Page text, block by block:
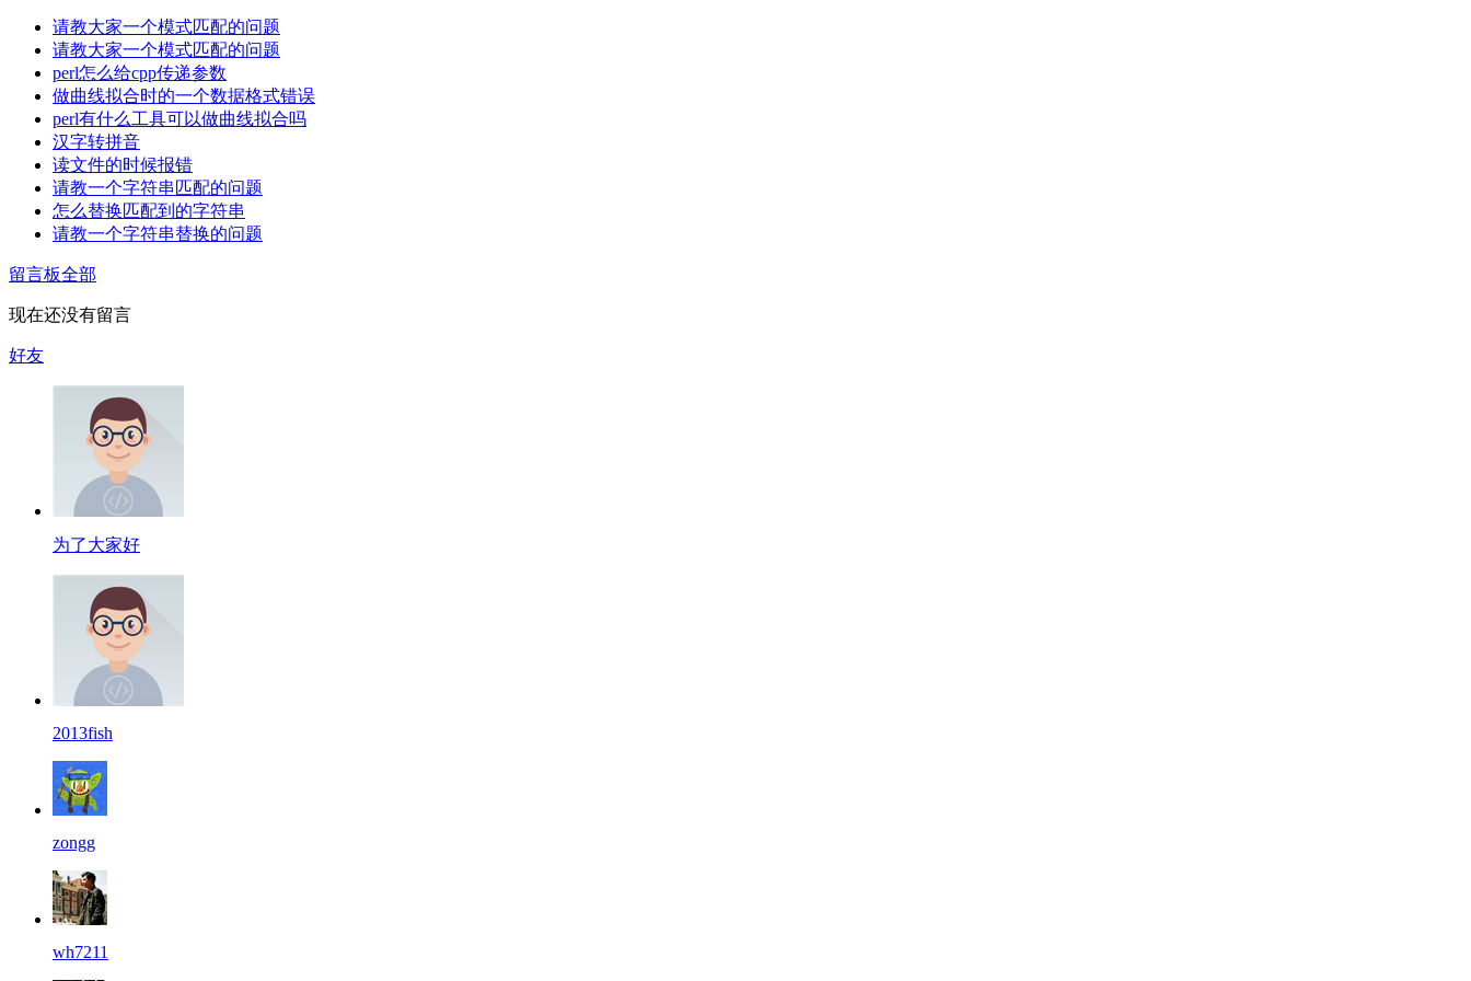
请教大家一个模式匹配的问题
请教大家一个模式匹配的问题
perl怎么给cpp传递参数
做曲线拟合时的一个数据格式错误
perl有什么工具可以做曲线拟合吗
汉字转拼音
读文件的时候报错
请教一个字符串匹配的问题
怎么替换匹配到的字符串
请教一个字符串替换的问题
留言板全部
现在还没有留言
好友
为了大家好
2013fish
zongg
wh7211